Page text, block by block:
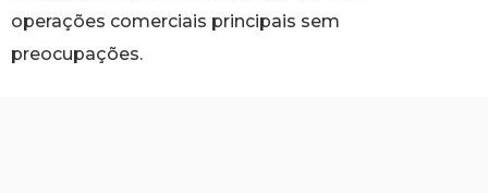
operações comerciais principais sem
preocupações.